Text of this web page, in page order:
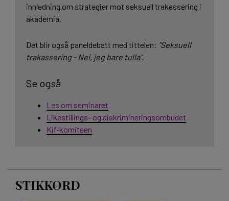
innledning om strategier mot seksuell trakassering i
akademia.
Det blir også paneldebatt med tittelen: "Seksuell
trakassering - Nei, jeg bare tulla".
Se også
Les om seminaret
Likestillings- og diskrimineringsombudet
Kif-komiteen
STIKKORD